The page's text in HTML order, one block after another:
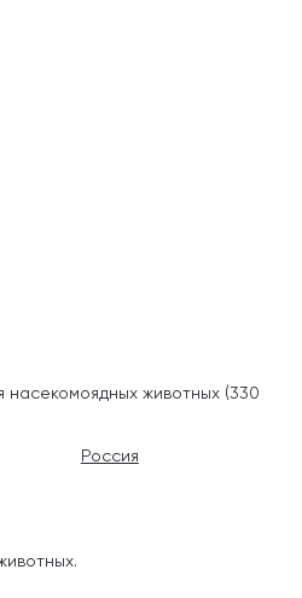
животных (330
Россия